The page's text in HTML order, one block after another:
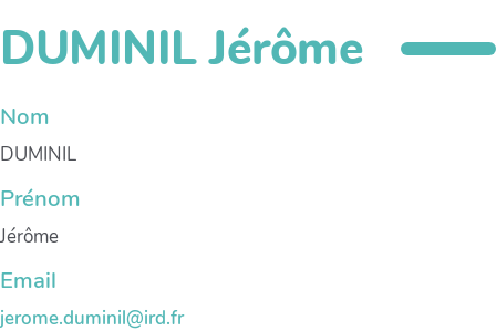
DUMINIL Jérôme
Nom
DUMINIL
Prénom
Jérôme
Email
jerome.duminil@ird.fr